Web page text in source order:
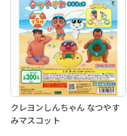
クレヨンしんちゃん なつやす
みマスコット